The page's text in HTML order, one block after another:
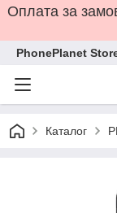
Оплата за
PhonePlanet
Каталог